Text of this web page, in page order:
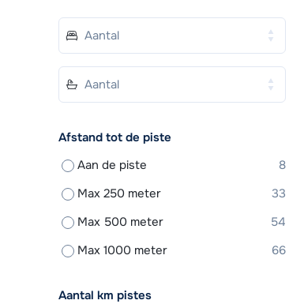
Afstand tot de piste
Aan de piste
8
Max 250 meter
33
Max 500 meter
54
Max 1000 meter
66
Aantal km pistes